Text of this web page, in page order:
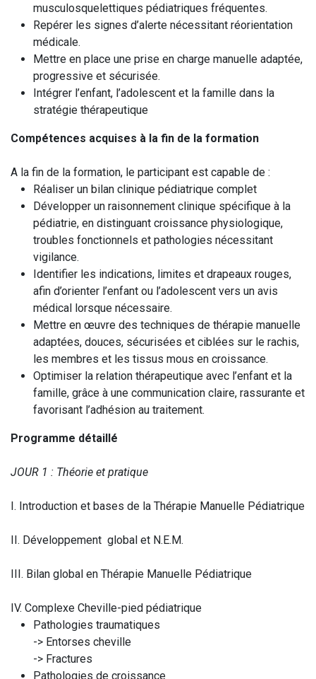
musculosquelettiques pédiatriques fréquentes.
Repérer les signes d’alerte nécessitant réorientation
médicale.
Mettre en place une prise en charge manuelle adaptée,
progressive et sécurisée.
Intégrer l’enfant, l’adolescent et la famille dans la
stratégie thérapeutique
Compétences acquises à la fin de la formation
A la fin de la formation, le participant est capable de :
Réaliser un bilan clinique pédiatrique complet
Développer un raisonnement clinique spécifique à la
pédiatrie, en distinguant croissance physiologique,
troubles fonctionnels et pathologies nécessitant
vigilance.
Identifier les indications, limites et drapeaux rouges,
afin d’orienter l’enfant ou l’adolescent vers un avis
médical lorsque nécessaire.
Mettre en œuvre des techniques de thérapie manuelle
adaptées, douces, sécurisées et ciblées sur le rachis,
les membres et les tissus mous en croissance.
Optimiser la relation thérapeutique avec l’enfant et la
famille, grâce à une communication claire, rassurante et
favorisant l’adhésion au traitement.
Programme détaillé
JOUR 1 : Théorie et pratique
I. Introduction et bases de la Thérapie Manuelle Pédiatrique
II. Développement global et N.E.M.
III. Bilan global en Thérapie Manuelle Pédiatrique
IV. Complexe Cheville-pied pédiatrique
Pathologies traumatiques
-> Entorses cheville
-> Fractures
Pathologies de croissance